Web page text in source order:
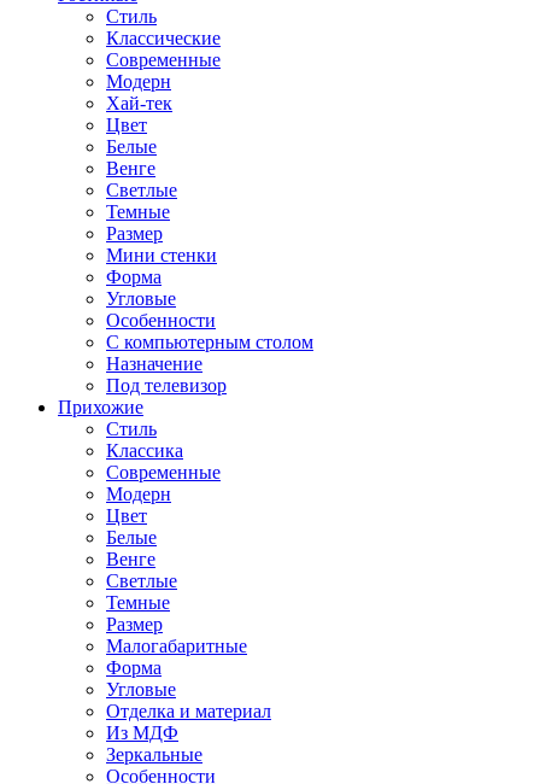
Стиль
Классические
Современные
Модерн
Хай-тек
Цвет
Белые
Венге
Светлые
Темные
Размер
Мини стенки
Форма
Угловые
Особенности
С компьютерным столом
Назначение
Под телевизор
Прихожие
Стиль
Классика
Современные
Модерн
Цвет
Белые
Венге
Светлые
Темные
Размер
Малогабаритные
Форма
Угловые
Отделка и материал
Из МДФ
Зеркальные
Особенности